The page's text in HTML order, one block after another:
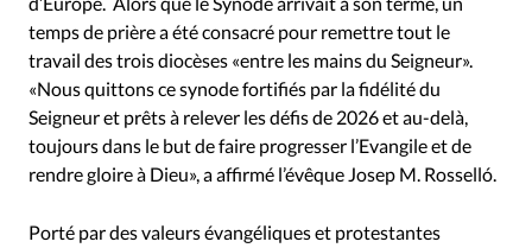
temps de prière a été consacré pour remettre tout le
travail des trois diocèses «entre les mains du Seigneur».
«Nous quittons ce synode fortifiés par la fidélité du
Seigneur et prêts à relever les défis de 2026 et au-delà,
toujours dans le but de faire progresser l’Evangile et de
rendre gloire à Dieu», a affirmé l’évêque Josep M. Rosselló.
Porté par des valeurs évangéliques et protestantes